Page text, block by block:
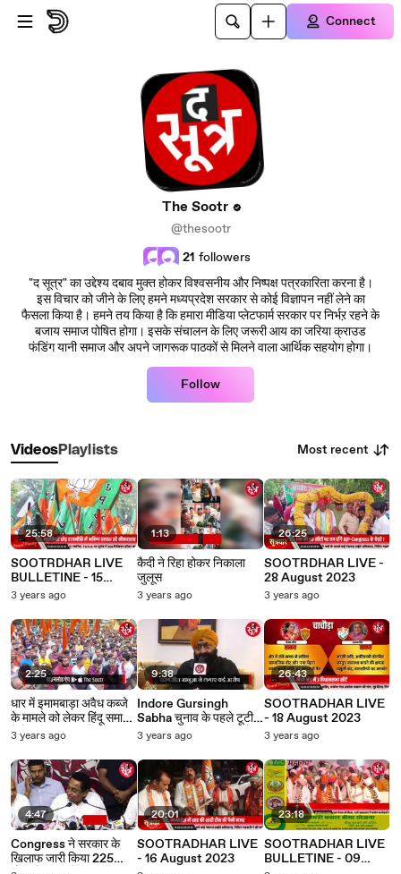
Skip to main content
Connect
The Sootr
@thesootr
21 followers
"द सूत्र" का उद्देश्य दबाव मुक्त होकर विश्वसनीय और निष्पक्ष पत्रकारिता करना है।
इस विचार को जीने के लिए हमने मध्यप्रदेश सरकार से कोई विज्ञापन नहीं लेने का
फैसला किया है। हमने तय किया है कि हमारा मीडिया प्लेटफार्म सरकार पर निर्भऱ रहने के
बजाय समाज पोषित होगा। इसके संचालन के लिए जरूरी आय का जरिया क्राउड
फंडिंग यानी समाज और अपने जागरूक पाठकों से मिलने वाला आर्थिक सहयोग होगा।
Follow
VideosPlaylists Most recent
25:58
SOOTRDHAR LIVE
BULLETINE - 15
September 2023
3 years ago
2:25
धार में इमामबाड़ा अवैध कब्जे
के मामले को लेकर हिंदू समाज
ने रैली निकाली, अवैध कब्जा
3 years ago
4:47
Congress ने सरकार के
खिलाफ जारी किया 225
1:13
कैदी ने रिहा होकर निकाला
जुलूस
3 years ago
9:38
Indore Gursingh
Sabha चुनाव के पहले टूटी
रिंकू की खंडा पैनल, पदों को
3 years ago
20:01
SOOTRADHAR LIVE
- 16 August 2023
26:25
SOOTRDHAR LIVE -
28 August 2023
3 years ago
26:43
SOOTRADHAR LIVE
- 18 August 2023
3 years ago
23:18
SOOTRADHAR LIVE
BULLETINE - 09